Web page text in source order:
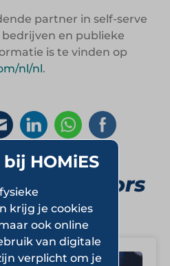
partner in self-serve
en publieke
is te vinden op
nl/nl.
Operators
HOMiES
krijg je cookies
ook online
van digitale
verplicht om je